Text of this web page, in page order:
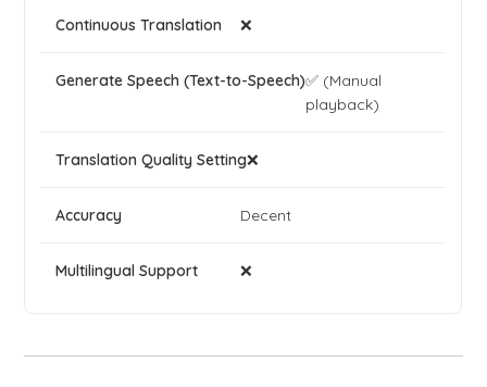
❌
✅ (Manual
playback)
❌
Decent
❌